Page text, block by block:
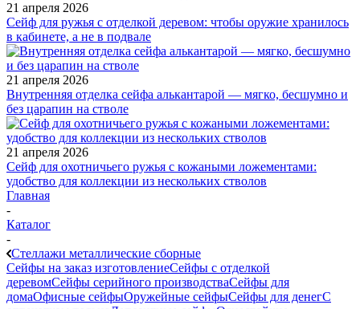
21 апреля 2026
Сейф для ружья с отделкой деревом: чтобы оружие хранилось
в кабинете, а не в подвале
21 апреля 2026
Внутренняя отделка сейфа алькантарой — мягко, бесшумно и
без царапин на стволе
21 апреля 2026
Сейф для охотничьего ружья с кожаными ложементами:
удобство для коллекции из нескольких стволов
Главная
-
Каталог
-
Стеллажи металлические сборные
Сейфы на заказ изготовлениеСейфы с отделкой
деревомСейфы серийного производстваСейфы для
домаОфисные сейфыОружейные сейфыСейфы для денегС